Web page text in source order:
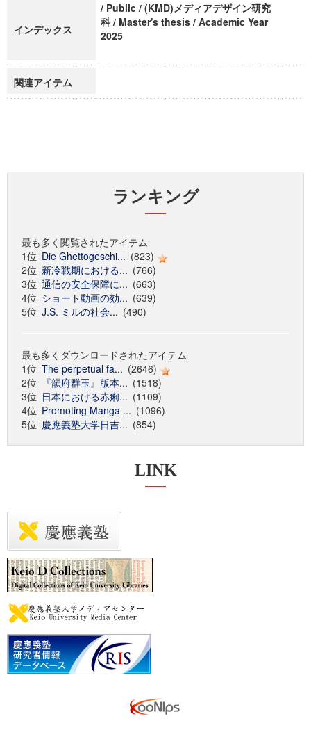
インデックス
/ Public / (KMD)メディアデザイン研究
科 / Master's thesis / Academic Year
2025
関連アイテム
ランキング
最も多く閲覧されたアイテム
1位 Die Ghettogeschi... (823)
2位 新冷戦期における... (766)
3位 通信の安全保障に... (663)
4位 ショート動画の効... (639)
5位 J.S. ミルの社会... (490)
最も多くダウンロードされたアイテム
1位 The perpetual fa... (2646)
2位
『韻府群玉』版本... (1518)
3位 日本における赤痢... (1109)
4位 Promoting Manga ... (1096)
5位 慶應義塾大学日吉... (854)
LINK